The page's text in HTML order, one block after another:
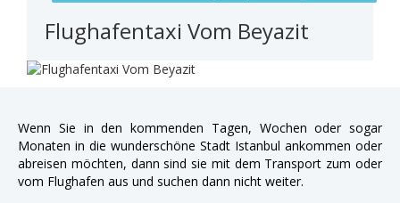
Flughafentaxi Vom Beyazit
Wenn Sie in den kommenden Tagen, Wochen oder sogar
Monaten in die wunderschöne Stadt Istanbul ankommen oder
abreisen möchten, dann sind sie mit dem Transport zum oder
vom Flughafen aus und suchen dann nicht weiter.